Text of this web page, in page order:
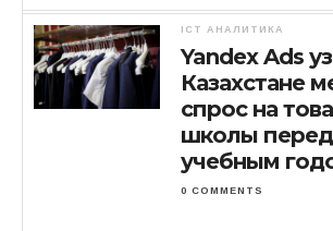
ICT АНАЛИТИКА
Yandex Ads
Казахстане
спрос на
школы
учебным
0 COMMENTS